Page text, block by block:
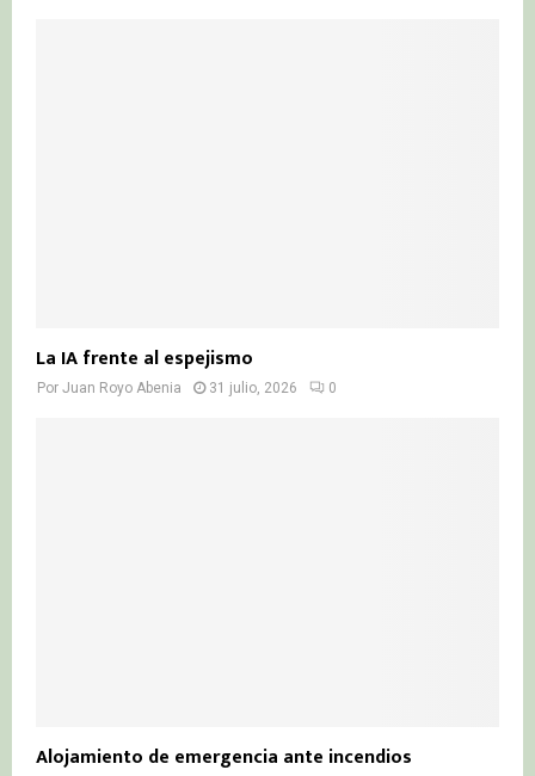
La IA frente al espejismo
Por Juan Royo Abenia 31 julio, 2026 0
Alojamiento de emergencia ante incendios